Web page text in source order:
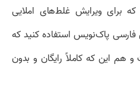
برای ویرایش غلط‌های املایی
فارسی پاک‌نویس استفاده کنید که
هم این که کاملاً رایگان و بدون